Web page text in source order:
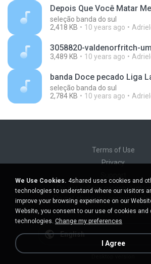
Depois Que Você Matar
seleção banda do sul
2,418 KB
10 years ago
3,489 KB 10 years ago
banda Doce pecado Liga
seleção banda do sul
2,784 KB
10 years ago
Terms of Use
Privacy
Do not sell my personal
Do not share my personal
English
We Use Cookies. 4shared uses cookies and
technologies to understand where our visitors
improve your browsing experience on our
Website, you consent to our use of cookies and
technologies. Change my preferences
I Agree